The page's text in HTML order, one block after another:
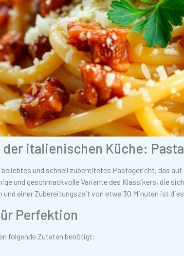
der italienischen Küche:
und schnell zubereitetes Pastagericht, das
und geschmackvolle Variante des Klassikers, die
und einer Zubereitungszeit von etwa 30 Minuten ist
Perfektion
folgende Zutaten benötigt: